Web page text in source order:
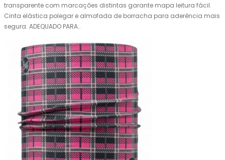
transparente com marcações distintas garante mapa leitura fácil.
Cinta elástica polegar e almofada de borracha para aderência mais
segura. ADEQUADO PARA..